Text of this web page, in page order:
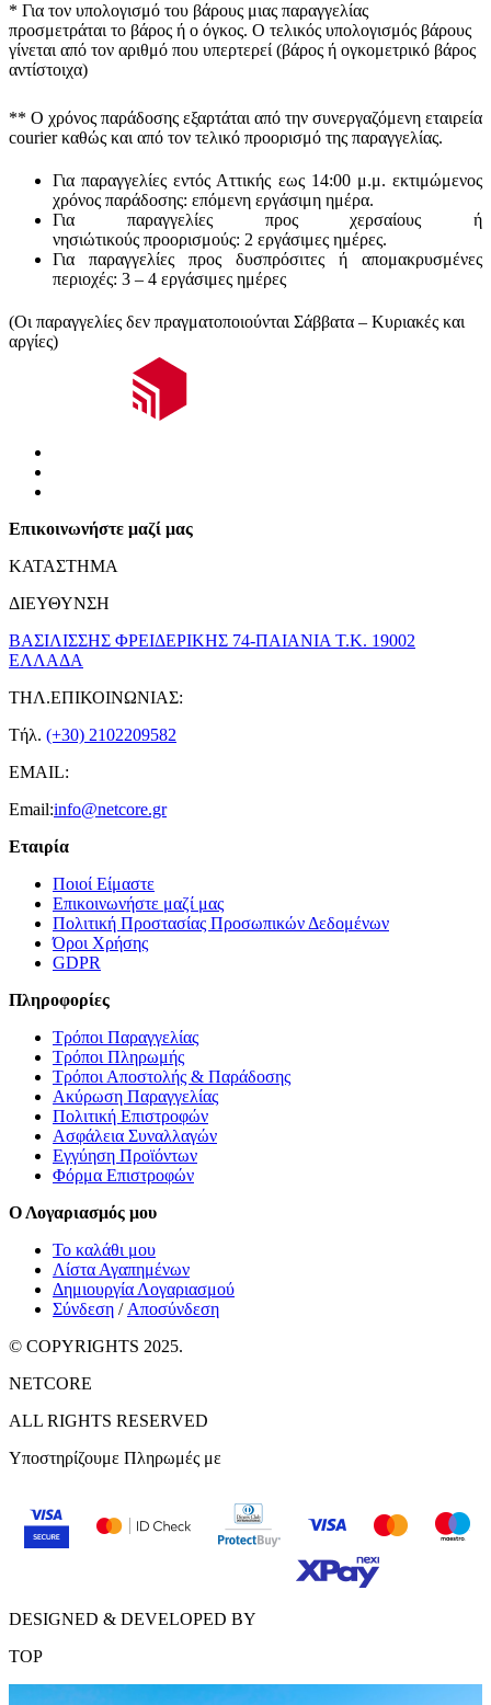
* Για τον υπολογισμό του βάρους μιας παραγγελίας
προσμετράται το βάρος ή ο όγκος. Ο τελικός υπολογισμός βάρους
γίνεται από τον αριθμό που υπερτερεί (βάρος ή ογκομετρικό βάρος
αντίστοιχα)
** Ο χρόνος παράδοσης εξαρτάται από την συνεργαζόμενη εταιρεία
courier καθώς και από τον τελικό προορισμό της παραγγελίας.
Για παραγγελίες εντός Αττικής εως 14:00 μ.μ. εκτιμώμενος
χρόνος παράδοσης: επόμενη εργάσιμη ημέρα.
Για παραγγελίες προς χερσαίους ή
νησιώτικούς προορισμούς: 2 εργάσιμες ημέρες.
Για παραγγελίες προς δυσπρόσιτες ή απομακρυσμένες
περιοχές: 3 – 4 εργάσιμες ημέρες
(Οι παραγγελίες δεν πραγματοποιούνται Σάββατα – Κυριακές και
αργίες)
Επικοινωνήστε μαζί μας
ΚΑΤΑΣΤΗΜΑ
ΔΙΕΥΘΥΝΣΗ
ΒΑΣΙΛΙΣΣΗΣ ΦΡΕΙΔΕΡΙΚΗΣ 74-ΠΑΙΑΝΙΑ Τ.Κ. 19002
ΕΛΛΑΔΑ
ΤΗΛ.ΕΠΙΚΟΙΝΩΝΙΑΣ:
Τήλ. (+30) 2102209582
EMAIL:
Email:info@netcore.gr
Εταιρία
Ποιοί Είμαστε
Επικοινωνήστε μαζί μας
Πολιτική Προστασίας Προσωπικών Δεδομένων
Όροι Χρήσης
GDPR
Πληροφορίες
Τρόποι Παραγγελίας
Τρόποι Πληρωμής
Τρόποι Αποστολής & Παράδοσης
Ακύρωση Παραγγελίας
Πολιτική Επιστροφών
Ασφάλεια Συναλλαγών
Εγγύηση Προϊόντων
Φόρμα Επιστροφών
Ο Λογαριασμός μου
Το καλάθι μου
Λίστα Αγαπημένων
Δημιουργία Λογαριασμού
Σύνδεση / Αποσύνδεση
© COPYRIGHTS 2025.
NETCORE
ALL RIGHTS RESERVED
Υποστηρίζουμε Πληρωμές με
DESIGNED & DEVELOPED BY
TOP